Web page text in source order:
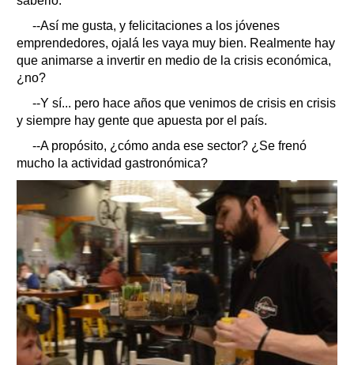
--Así me gusta, y felicitaciones a los jóvenes
emprendedores, ojalá les vaya muy bien. Realmente hay
que animarse a invertir en medio de la crisis económica,
¿no?
--Y sí... pero hace años que venimos de crisis en crisis
y siempre hay gente que apuesta por el país.
--A propósito, ¿cómo anda ese sector? ¿Se frenó
mucho la actividad gastronómica?